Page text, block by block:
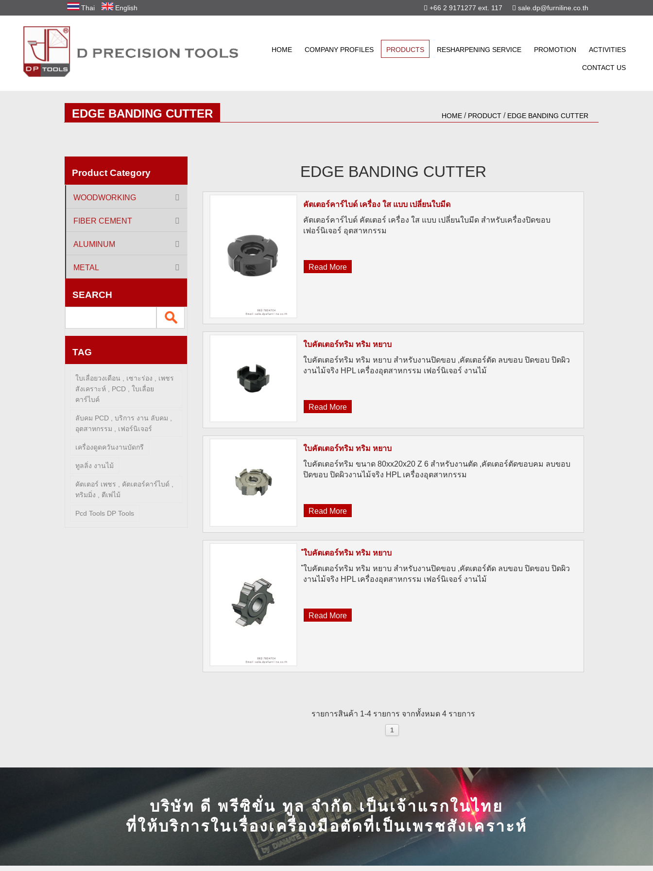
Thai English +66 2 9171277 ext. 117 sale.dp@furniline.co.th
HOME COMPANY PROFILES PRODUCTS RESHARPENING SERVICE PROMOTION ACTIVITIES
CONTACT US
EDGE BANDING CUTTER HOME/ PRODUCT/ EDGE BANDING CUTTER
Product Category
WOODWORKING
FIBER CEMENT
ALUMINUM
METAL
SEARCH
TAG
ใบเลื่อยวงเดือน , เซาะร่อง , เพชร
สังเคราะห์ , PCD , ใบเลื่อย
คาร์ไบค์
ลับคม PCD , บริการ งาน ลับคม ,
อุตสาหกรรม , เฟอร์นิเจอร์
เครื่องดูดควันงานบัดกรี
ทูลลิ่ง งานไม้
คัตเตอร์ เพชร , คัตเตอร์คาร์ไบด์ ,
ทริมมิ่ง , ตีเพ่ไม้
Pcd Tools DP Tools
EDGE BANDING CUTTER
คัตเตอร์คาร์ไบด์ เครื่อง ใส แบบ เปลี่ยนใบมีด
คัตเตอร์คาร์ไบด์ คัตเตอร์ เครื่อง ใส แบบ เปลี่ยนใบมีด สำหรับเครื่องปิดขอบ
เฟอร์นิเจอร์ อุตสาหกรรม
Read More
ใบคัตเตอร์ทริม ทริม หยาบ
ใบคัตเตอร์ทริม ทริม หยาบ สำหรับงานปิดขอบ ,คัตเตอร์ตัด ลบขอบ ปิดขอบ ปิดผิว
งานไม้จริง HPL เครื่องอุตสาหกรรม เฟอร์นิเจอร์ งานไม้
Read More
ใบคัตเตอร์ทริม ทริม หยาบ
ใบคัตเตอร์ทริม ขนาด 80xx20x20 Z 6 สำหรับงานตัด ,คัตเตอร์ตัดขอบคม ลบขอบ
ปิดขอบ ปิดผิวงานไม้จริง HPL เครื่องอุตสาหกรรม
Read More
ํใบคัตเตอร์ทริม ทริม หยาบ
ํใบคัตเตอร์ทริม ทริม หยาบ สำหรับงานปิดขอบ ,คัตเตอร์ตัด ลบขอบ ปิดขอบ ปิดผิว
งานไม้จริง HPL เครื่องอุตสาหกรรม เฟอร์นิเจอร์ งานไม้
Read More
รายการสินค้า 1-4 รายการ จากทั้งหมด 4 รายการ
1
บริษัท ดี พรีซิขั่น ทูล จำกัด เป็นเจ้าแรกในไทย
ที่ให้บริการในเรื่องเครื่องมือตัดที่เป็นเพรชสังเคราะห์